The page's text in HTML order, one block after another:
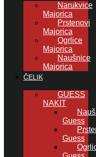
Narukvice
Majorica
Prstenovi
Majorica
Ogrlice
Majorica
Naušnice
Majorica
ČELIK
GUESS
NAKIT
Guess
Guess